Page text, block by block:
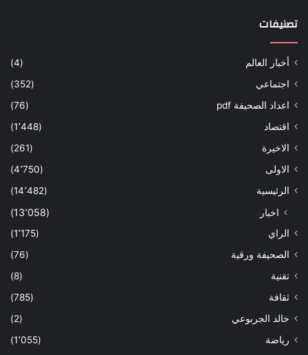
تصنيفات
أخبار العالم
(4)
اجتماعي
(352)
اعداد الصحيفة pdf
(76)
اقتصاد
(1٬448)
الاخيرة
(261)
الاولى
(4٬750)
الرئيسية
(14٬482)
اخبار (13٬058)
الراي
(1٬175)
الصحيفة ورقية
(76)
تقنية
(8)
ثقافة
(785)
خالد الجربوعي
(2)
رياضة
(1٬055)